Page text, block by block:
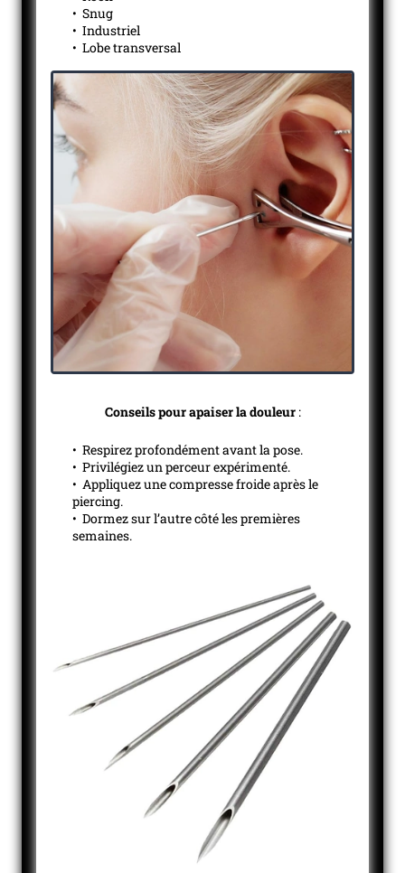
• Snug
• Industriel
• Lobe transversal
Conseils pour apaiser la douleur:
• Respirez profondément avant la pose.
• Privilégiez un perceur expérimenté.
• Appliquez une compresse froide après le
piercing.
• Dormez sur l’autre côté les premières
semaines.